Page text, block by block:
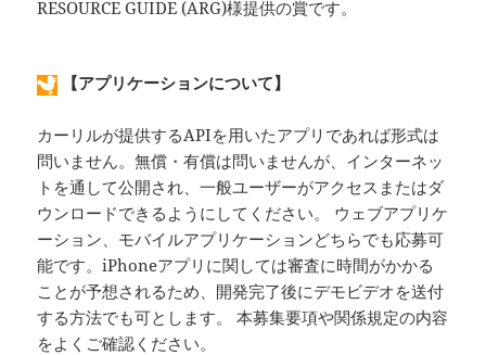
RESOURCE GUIDE (ARG)様提供の賞です。
【アプリケーションについて】
カーリルが提供するAPIを用いたアプリであれば形式は
問いません。無償・有償は問いませんが、インターネッ
トを通して公開され、一般ユーザーがアクセスまたはダ
ウンロードできるようにしてください。 ウェブアプリケ
ーション、モバイルアプリケーションどちらでも応募可
能です。iPhoneアプリに関しては審査に時間がかかる
ことが予想されるため、開発完了後にデモビデオを送付
する方法でも可とします。 本募集要項や関係規定の内容
をよくご確認ください。